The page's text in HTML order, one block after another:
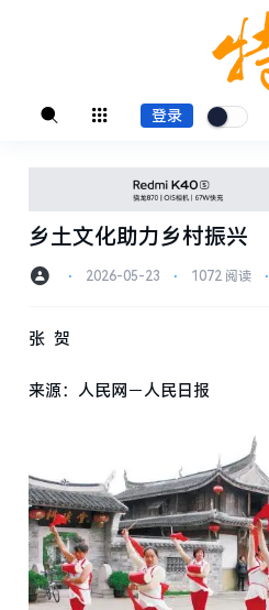
登录
乡土文化助力乡村振兴
⋅ 2026-05-23 ⋅ 1072 阅读 ⋅
张 贺
来源：人民网－人民日报